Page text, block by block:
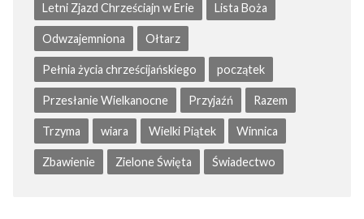
Letni Zjazd Chrześciajn w Erie Lista Boża
Odwzajemniona Ołtarz
Pełnia życia chrześcijańskiego początek
Przesłanie Wielkanocne Przyjaźń Razem
Trzyma wiara Wielki Piątek Winnica
Zbawienie Zielone Święta Świadectwo